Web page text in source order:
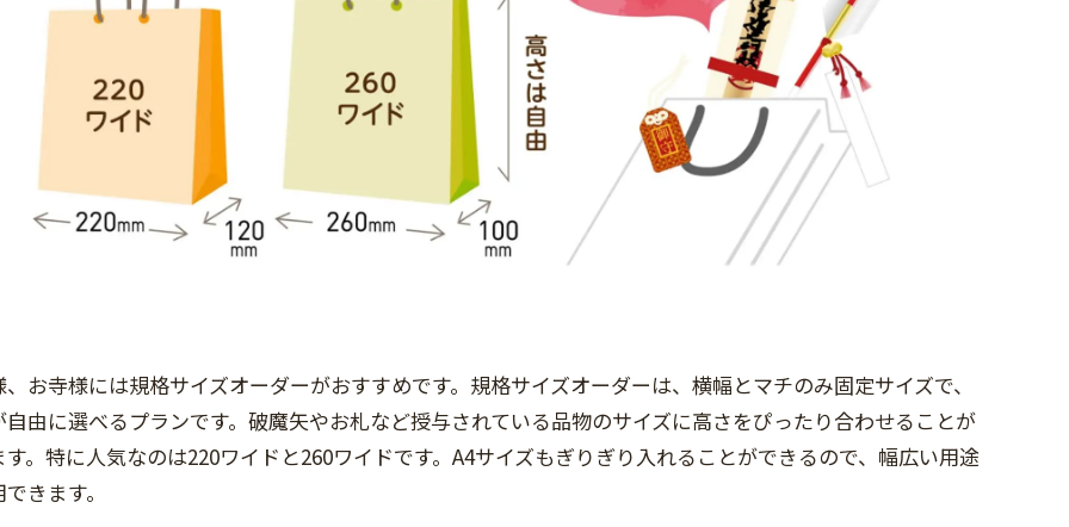
お寺様には規格サイズオーダーがおすすめです。規格サイズオーダーは、横幅とマチのみ固定サイズで、
自由に選べるプランです。破魔矢やお札など授与されている品物のサイズに高さをぴったり合わせることが
す。特に人気なのは220ワイドと260ワイドです。A4サイズもぎりぎり入れることができるので、幅広い用途
きます。